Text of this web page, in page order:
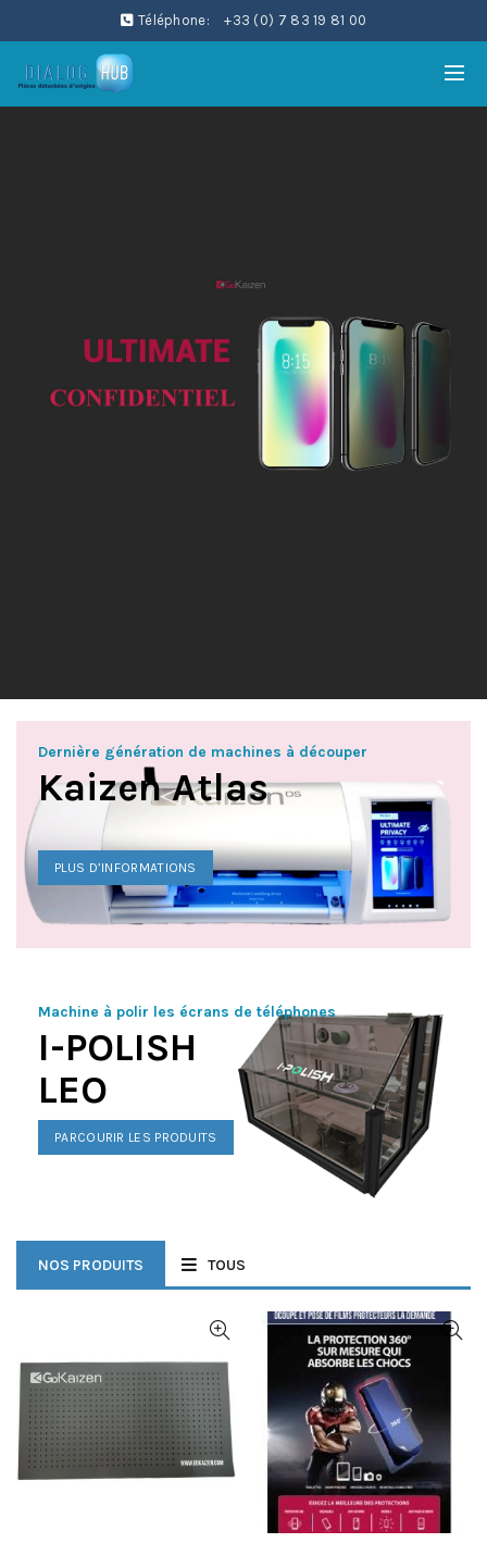
Téléphone: +33 (0) 7 83 19 81 00
Dernière génération de machines à découper
Kaizen Atlas
PLUS D’INFORMATIONS
Machine à polir les écrans de téléphones
I-POLISH
LEO
PARCOURIR LES PRODUITS
NOS PRODUITS TOUS